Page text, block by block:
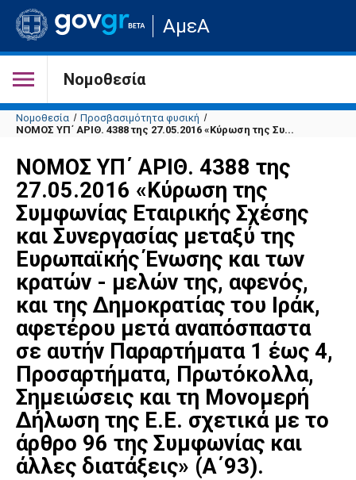
Μετάβαση
στην
σελίδα
του
ΑμεΑ
Νομοθεσία
Νομοθεσία
Προσβασιμότητα φυσική
ΝΟΜΟΣ ΥΠ΄ ΑΡΙΘ. 4388 της 27.05.2016 «Κύρωση της Συ...
ΝΟΜΟΣ ΥΠ΄ ΑΡΙΘ. 4388 της
27.05.2016 «Κύρωση της
Συμφωνίας Εταιρικής Σχέσης
και Συνεργασίας μεταξύ της
Ευρωπαϊκής Ένωσης και των
κρατών - μελών της, αφενός,
και της Δημοκρατίας του Ιράκ,
αφετέρου μετά αναπόσπαστα
σε αυτήν Παραρτήματα 1 έως 4,
Προσαρτήματα, Πρωτόκολλα,
Σημειώσεις και τη Μονομερή
Δήλωση της Ε.Ε. σχετικά με το
άρθρο 96 της Συμφωνίας και
άλλες διατάξεις» (Α΄93).